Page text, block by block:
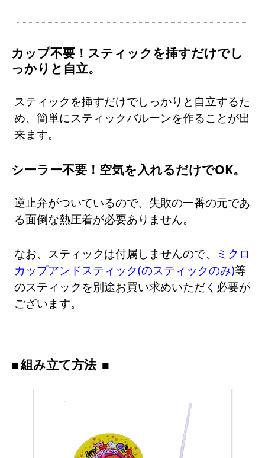
カップ不要！スティックを挿すだけでし
っかりと自立。
スティックを挿すだけでしっかりと自立するた
め、簡単にスティックバルーンを作ることが出
来ます。
シーラー不要！空気を入れるだけでOK。
逆止弁がついているので、失敗の一番の元であ
る面倒な熱圧着が必要ありません。
なお、スティックは付属しませんので、
ミクロ
カップアンドスティック(のスティックのみ)等
のスティックを別途お買い求めいただく必要が
ございます。
組み立て方法